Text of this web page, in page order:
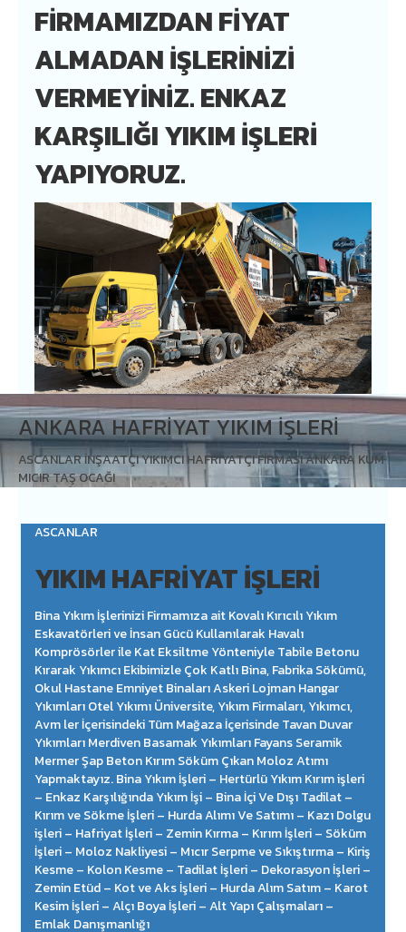
FİRMAMIZDAN FİYAT
ALMADAN İŞLERİNİZİ
VERMEYİNİZ. ENKAZ
KARŞILIĞI YIKIM İŞLERİ
YAPIYORUZ.
ANKARA HAFRIYAT YIKIM İŞLERI
ASCANLAR İNŞAATÇI YIKIMCI HAFRİYATÇI FİRMASI ANKARA KUM
MICIR TAŞ OCAĞI
ASCANLAR
YIKIM HAFRIYAT İŞLERI
Bina Yıkım İşlerinizi Firmamıza ait Kovalı Kırıcılı Yıkım
Eskavatörleri ve İnsan Gücü Kullanılarak Havalı
Komprösörler ile Kat Eksiltme Yönteniyle Tabile Betonu
Kırarak Yıkımcı Ekibimizle Çok Katlı Bina, Fabrika Sökümü,
Okul Hastane Emniyet Binaları Askeri Lojman Hangar
Yıkımları Otel Yıkımı Üniversite, Yıkım Firmaları, Yıkımcı,
Avm ler İçerisindeki Tüm Mağaza İçerisinde Tavan Duvar
Yıkımları Merdiven Basamak Yıkımları Fayans Seramik
Mermer Şap Beton Kırım Söküm Çıkan Moloz Atımı
Yapmaktayız. Bina Yıkım İşleri – Hertürlü Yıkım Kırım işleri
– Enkaz Karşılığında Yıkım İşi – Bina İçi Ve Dışı Tadilat –
Kırım ve Sökme İşleri – Hurda Alımı Ve Satımı – Kazı Dolgu
işleri – Hafriyat İşleri – Zemin Kırma – Kırım İşleri – Söküm
İşleri – Moloz Nakliyesi – Mıcır Serpme ve Sıkıştırma – Kiriş
Kesme – Kolon Kesme – Tadilat İşleri – Dekorasyon İşleri –
Zemin Etüd – Kot ve Aks İşleri – Hurda Alım Satım – Karot
Kesim İşleri – Alçı Boya İşleri – Alt Yapı Çalışmaları –
Emlak Danışmanlığı